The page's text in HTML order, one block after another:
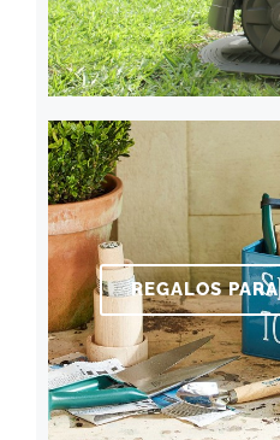
REGALOS